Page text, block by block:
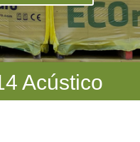
Acústico